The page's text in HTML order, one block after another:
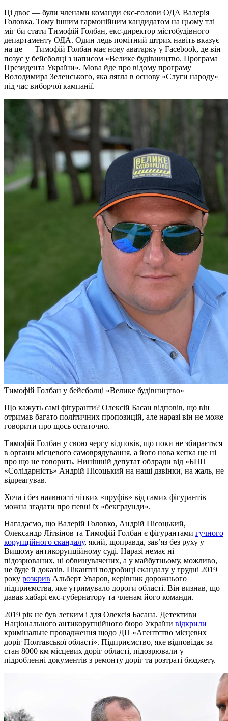
Ці двоє — були членами команди екс-голови ОДА Валерія
Головка. Тому іншим гармонійним кандидатом на цьому тлі
міг би стати Тимофій Голбан, екс-директор містобудівного
департаменту ОДА. Один ледь помітний штрих навіть вказує
на це — Тимофій Голбан має нову аватарку у Facebook, де він
позує у бейсболці з написом «Велике будівництво. Програма
Президента України». Мова йде про відому програму
Володимира Зеленського, яка лягла в основу «Слуги народу»
під час виборчої кампанії.
Тимофій Голбан у бейсболці «Велике будівництво»
Що кажуть самі фігуранти? Олексій Басан відповів, що він
отримав багато політичних пропозицій, але наразі він не може
говорити про щось остаточно.
Тимофій Голбан у свою чергу відповів, що поки не збирається
в органи місцевого самоврядування, а його нова кепка ще ні
про що не говорить. Нинішній депутат облради від «БПП
«Солідарність» Андрій Пісоцький на наші дзвінки, на жаль, не
відреагував.
Хоча і без наявності чітких «пруфів» від самих фігурантів
можна згадати про певні їх «бекграунди».
Нагадаємо, що Валерій Головко, Андрій Пісоцький,
Олександр Літвінов та Тимофій Голбан є фігурантами гучного
корупційного скандалу, який, щоправда, зав’яз без руху у
Вищому антикорупційному суді. Наразі немає ні
підозрюваних, ні обвинувачених, а у майбутньому, можливо,
не буде й доказів. Пікантні подробиці скандалу у грудні 2019
року розкрив Альберт Уваров, керівник дорожнього
підприємства, яке утримувало дороги області. Він визнав, що
давав хабарі екс-губернатору та членам його команди.
2019 рік не був легким і для Олексія Басана. Детективи
Національного антикорупційного бюро України відкрили
кримінальне провадження щодо ДП «Агентство місцевих
доріг Полтавської області». Підприємство, яке відповідає за
стан 8000 км місцевих доріг області, підозрювали у
підробленні документів з ремонту доріг та розтраті бюджету.